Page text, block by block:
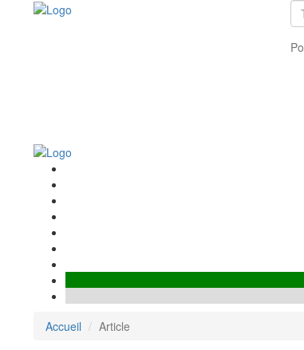
Accueil
Article